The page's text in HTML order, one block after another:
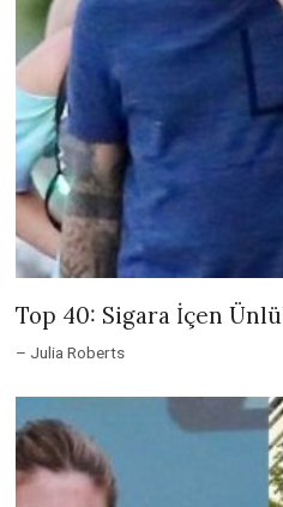
Top 40: Sigara İçen
– Julia Roberts